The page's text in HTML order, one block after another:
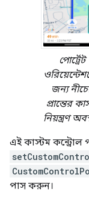
পোর্ট্রেট
জন্য
প্রান্তের
নিয়ন্ত্রণ
এই কাস্টম কন্ট্রোল
পাস করুন।